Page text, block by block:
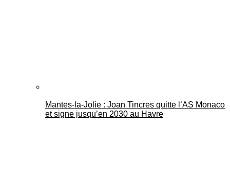
Mantes-la-Jolie : Joan Tincres quitte l’AS Monaco
et signe jusqu’en 2030 au Havre